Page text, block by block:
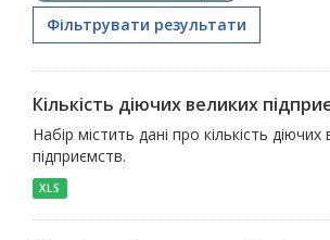
Фільтрувати результати
Кількість діючих великих
Набір містить дані про кількість діючих
підприємств.
XLS